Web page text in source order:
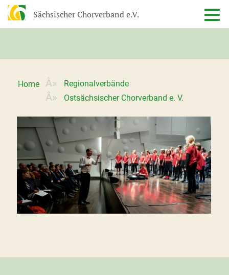
Sächsischer Chorverband e.V.
Home
Regionalverbände
Ostsächsischer Chorverband e. V.